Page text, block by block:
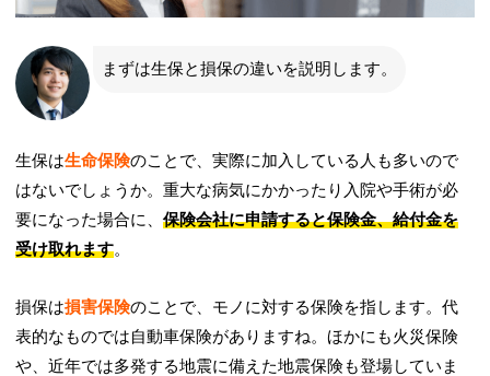
まずは生保と損保の違いを説明します。
生保は生命保険のことで、実際に加入している人も多いので
はないでしょうか。重大な病気にかかったり入院や手術が必
要になった場合に、保険会社に申請すると保険金、給付金を
受け取れます。
損保は損害保険のことで、モノに対する保険を指します。代
表的なものでは自動車保険がありますね。ほかにも火災保険
や、近年では多発する地震に備えた地震保険も登場していま